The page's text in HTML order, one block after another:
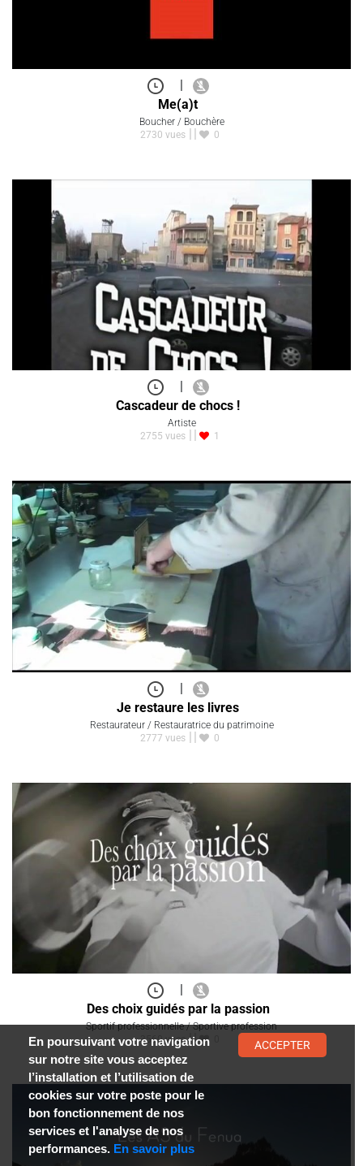
|
Me(a)t
Boucher / Bouchère
2730 vues
0
Cascadeur de chocs !
Artiste
2755 vues
1
|
Je restaure les livres
Restaurateur / Restauratrice du patrimoine
2777 vues
0
Des choix guidés par la passion
Sportif professionnelle / Sportive profession
3560 vues
0
En poursuivant votre navigation
sur notre site vous acceptez
l’installation et l’utilisation de
cookies sur votre poste pour le
bon fonctionnement de nos
services et l'analyse de nos
performances. En savoir plus
ACCEPTER